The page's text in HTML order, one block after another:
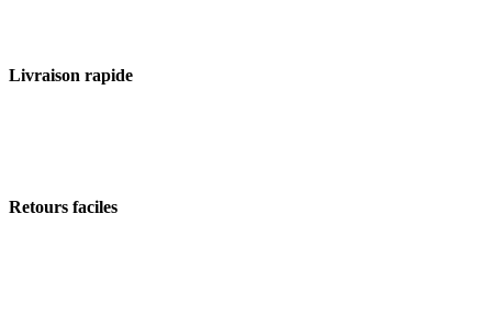
Livraison rapide
Retours faciles